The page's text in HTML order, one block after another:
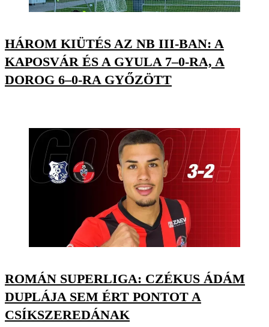
HÁROM KIÜTÉS AZ NB III-BAN: A
KAPOSVÁR ÉS A GYULA 7–0-RA, A
DOROG 6–0-RA GYŐZÖTT
ROMÁN SUPERLIGA: CZÉKUS ÁDÁM
DUPLÁJA SEM ÉRT PONTOT A
CSÍKSZEREDÁNAK